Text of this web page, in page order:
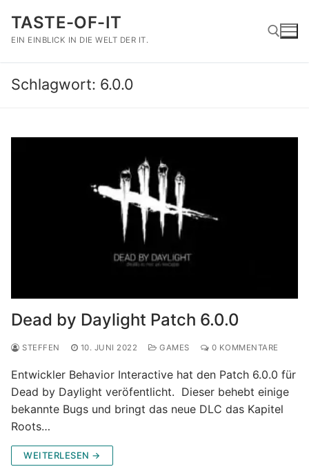
Inhalt
springen
TASTE-OF-IT
EIN EINBLICK IN DIE WELT DER IT.
Schlagwort: 6.0.0
Dead by Daylight Patch 6.0.0
STEFFEN 10. JUNI 2022 GAMES 0 KOMMENTARE
Entwickler Behavior Interactive hat den Patch 6.0.0 für
Dead by Daylight veröfentlicht. Dieser behebt einige
bekannte Bugs und bringt das neue DLC das Kapitel
Roots…
WEITERLESEN →